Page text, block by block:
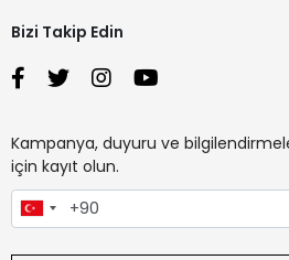
Bizi Takip Edin
Kampanya, duyuru ve
için kayıt olun.